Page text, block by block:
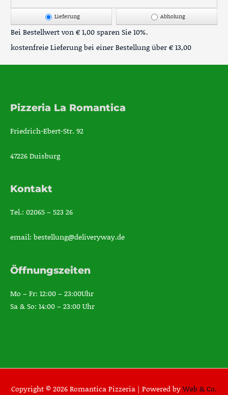
Lieferung Abholung
Bei Bestellwert von € 1,00 sparen Sie 10%.
kostenfreie Lieferung bei einer Bestellung über€ 13,00
Pizzeria La Romantica
Friedrich-Ebert-Str. 92
47226 Duisburg
Kontakt
Tel.: 02065 – 523 26
email: bestellung@deliveryway.de
Öffnungszeiten
Mo – Fr: 12:00 – 23:00Uhr
Sa & So: 14:00 – 23:00 Uhr
Copyright © 2026 Romantica Pizzeria | Powered byWeb & Co.